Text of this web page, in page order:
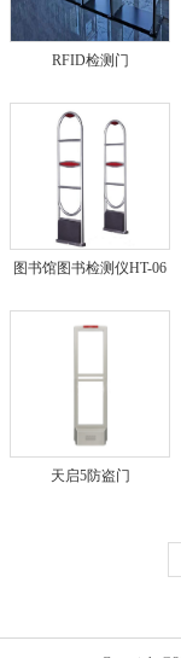
RFID检测门
图书馆图书检测仪HT-06
天启5防盗门